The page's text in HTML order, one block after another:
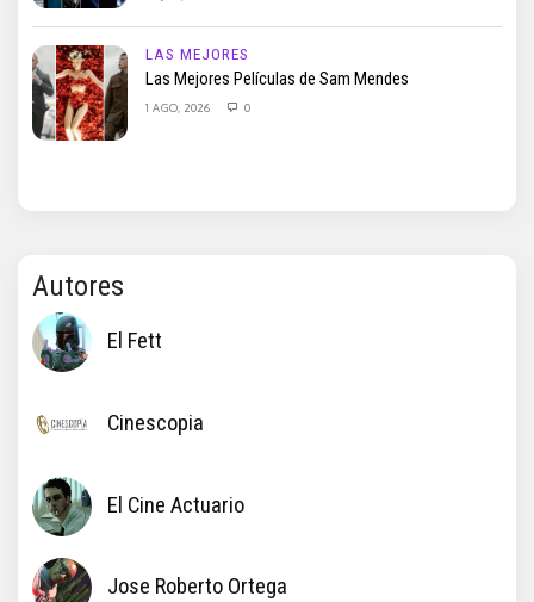
LAS MEJORES
Las Mejores Películas de Sam Mendes
1 AGO, 2026 0
Autores
El Fett
Cinescopia
El Cine Actuario
Jose Roberto Ortega